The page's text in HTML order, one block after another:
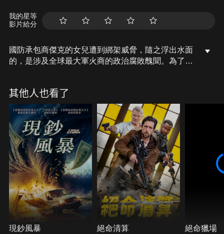
我的星等
影片給分
國防承包商傑克的女兒遭到綁架威脅，隨之浮出水面
的，是涉及全球最大軍火商的政治腐敗醜聞。為了救
其他人也看了
現鈔風暴 絕命清算 絕命獵場